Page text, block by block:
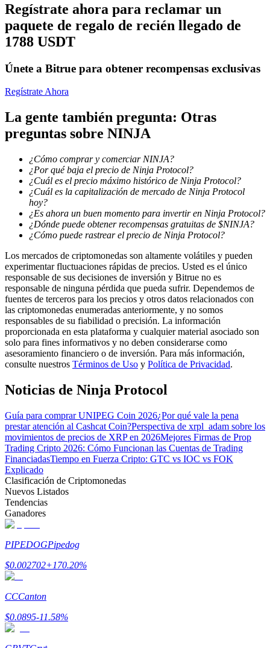
Análisis de big data que incluye información comercial, etc.
Guía
Guía de inicio de futuros
Estrategias comerciales
Aprenda cómo mantenerse rentable
Earn
Regístrate ahora para reclamar un
paquete de regalo de recién llegado de
1788 USDT
Únete a Bitrue para obtener recompensas exclusivas
Regístrate Ahora
La gente también pregunta: Otras
preguntas sobre NINJA
¿Cómo comprar y comerciar NINJA?
¿Por qué baja el precio de Ninja Protocol?
¿Cuál es el precio máximo histórico de Ninja Protocol?
¿Cuál es la capitalización de mercado de Ninja Protocol
hoy?
¿Es ahora un buen momento para invertir en Ninja Protocol?
¿Dónde puede obtener recompensas gratuitas de $NINJA?
¿Cómo puede rastrear el precio de Ninja Protocol?
Los mercados de criptomonedas son altamente volátiles y pueden
experimentar fluctuaciones rápidas de precios. Usted es el único
responsable de sus decisiones de inversión y Bitrue no es
responsable de ninguna pérdida que pueda sufrir. Dependemos de
fuentes de terceros para los precios y otros datos relacionados con
las criptomonedas enumeradas anteriormente, y no somos
responsables de su fiabilidad o precisión. La información
proporcionada en esta plataforma y cualquier material asociado son
solo para fines informativos y no deben considerarse como
asesoramiento financiero o de inversión. Para más información,
consulte nuestros Términos de Uso y Política de Privacidad.
Noticias de Ninja Protocol
Guía para comprar UNIPEG Coin 2026¿Por qué vale la pena
prestar atención al Cashcat Coin?Perspectiva de xrpl_adam sobre los
movimientos de precios de XRP en 2026Mejores Firmas de Prop
Trading Cripto 2026: Cómo Funcionan las Cuentas de Trading
FinanciadasTiempo en Fuerza Cripto: GTC vs IOC vs FOK
Explicado
Clasificación de Criptomonedas
Nuevos Listados
Tendencias
Ganadores
PIPEDOGPipedog
$0.002702+170.20%
CCCanton
$0.0895-11.58%